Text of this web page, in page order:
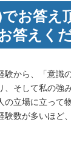
お答え
答えく
験から、「意識
、そして私の強
の立場に立って
験数が多いほど